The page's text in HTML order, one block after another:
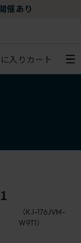
催あり
入り カート
（KJ-176JVM-
W9T1）